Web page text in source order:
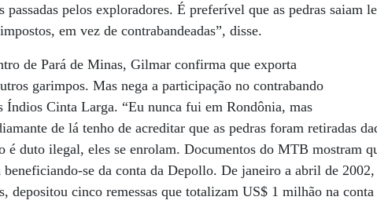
passadas pelos exploradores. É preferível que as pedras saiam
em vez de contrabandeadas”, disse.
de Pará de Minas, Gilmar confirma que exporta
garimpos. Mas nega a participação no contrabando
Índios Cinta Larga. “Eu nunca fui em Rondônia, mas
de lá tenho de acreditar que as pedras foram retiradas
é duto ilegal, eles se enrolam. Documentos do MTB mostram
se da conta da Depollo. De janeiro a abril de 2002,
depositou cinco remessas que totalizam US$ 1 milhão na